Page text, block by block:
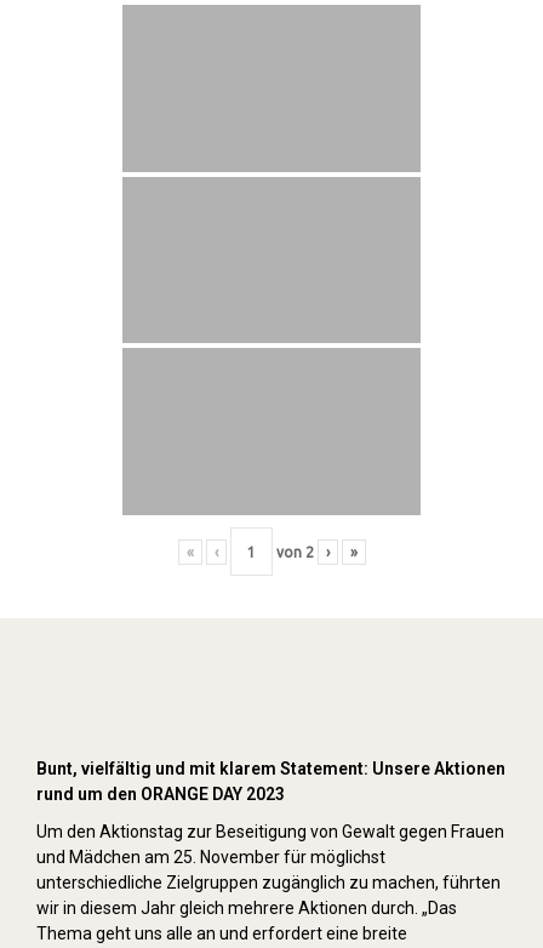
« ‹ von 2 › »
Bunt, vielfältig und mit klarem Statement: Unsere Aktionen
rund um den ORANGE DAY 2023
Um den Aktionstag zur Beseitigung von Gewalt gegen Frauen
und Mädchen am 25. November für möglichst
unterschiedliche Zielgruppen zugänglich zu machen, führten
wir in diesem Jahr gleich mehrere Aktionen durch. „Das
Thema geht uns alle an und erfordert eine breite